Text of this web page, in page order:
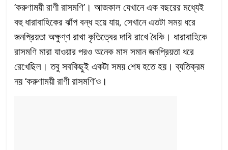
‘করুণাময়ী রাণী রাসমণি’। আজকাল যেখানে এক বছরের মধ্যেই
বহু ধারাবাহিকের ঝাঁপ বন্ধ হয়ে যায়, সেখানে এতটা সময় ধরে
জনপ্রিয়তা অক্ষুণ্ণ রাখা কৃতিত্বের দাবি রাখে বৈকি। ধারাবাহিকে
রাসমণি মারা যাওয়ার পরও অনেক মাস সমান জনপ্রিয়তা ধরে
রেখেছিল। তবু সবকিছুই একটা সময় শেষ হতে হয়। ব্যতিক্রম
নয় ‘করুণাময়ী রাণী রাসমণি’ও।